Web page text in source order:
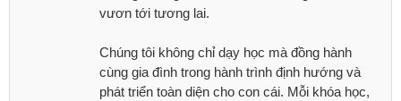
vươn tới tương lai.
Chúng tôi không chỉ dạy học mà đồng hành
cùng gia đình trong hành trình định hướng và
phát triển toàn diện cho con cái. Mỗi khóa học,